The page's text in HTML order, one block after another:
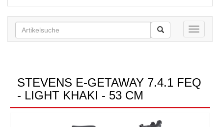
Toggle
STEVENS E-GETAWAY 7.4.1 FEQ
- LIGHT KHAKI - 53 CM